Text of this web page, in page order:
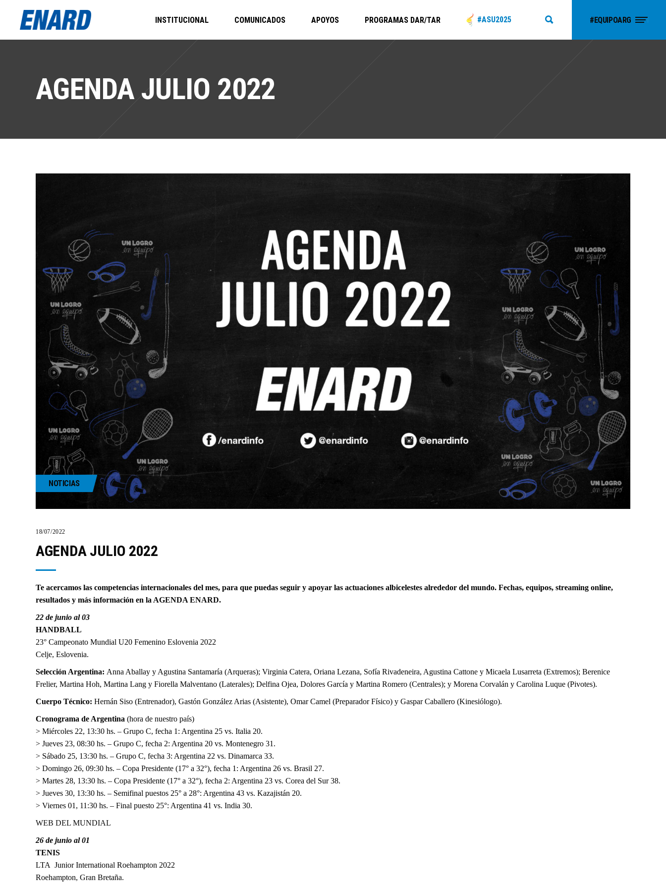
INSTITUCIONAL COMUNICADOS APOYOS PROGRAMAS DAR/TAR #ASU2025 #EQUIPOARG
AGENDA JULIO 2022
NOTICIAS
18/07/2022
AGENDA JULIO 2022
Te acercamos las competencias internacionales del mes, para que puedas seguir y apoyar las actuaciones albicelestes alrededor del mundo. Fechas, equipos, streaming online,
resultados y más información en la AGENDA ENARD.
22 de junio al 03
HANDBALL
23° Campeonato Mundial U20 Femenino Eslovenia 2022
Celje, Eslovenia.
Selección Argentina: Anna Aballay y Agustina Santamaría (Arqueras); Virginia Catera, Oriana Lezana, Sofía Rivadeneira, Agustina Cattone y Micaela Lusarreta (Extremos); Berenice
Frelier, Martina Hoh, Martina Lang y Fiorella Malventano (Laterales); Delfina Ojea, Dolores García y Martina Romero (Centrales); y Morena Corvalán y Carolina Luque (Pivotes).
Cuerpo Técnico: Hernán Siso (Entrenador), Gastón González Arias (Asistente), Omar Camel (Preparador Físico) y Gaspar Caballero (Kinesiólogo).
Cronograma de Argentina (hora de nuestro país)
> Miércoles 22, 13:30 hs. – Grupo C, fecha 1: Argentina 25 vs. Italia 20.
> Jueves 23, 08:30 hs. – Grupo C, fecha 2: Argentina 20 vs. Montenegro 31.
> Sábado 25, 13:30 hs. – Grupo C, fecha 3: Argentina 22 vs. Dinamarca 33.
> Domingo 26, 09:30 hs. – Copa Presidente (17° a 32°), fecha 1: Argentina 26 vs. Brasil 27.
> Martes 28, 13:30 hs. – Copa Presidente (17° a 32°), fecha 2: Argentina 23 vs. Corea del Sur 38.
> Jueves 30, 13:30 hs. – Semifinal puestos 25° a 28°: Argentina 43 vs. Kazajistán 20.
> Viernes 01, 11:30 hs. – Final puesto 25°: Argentina 41 vs. India 30.
WEB DEL MUNDIAL
26 de junio al 01
TENIS
LTA Junior International Roehampton 2022
Roehampton, Gran Bretaña.